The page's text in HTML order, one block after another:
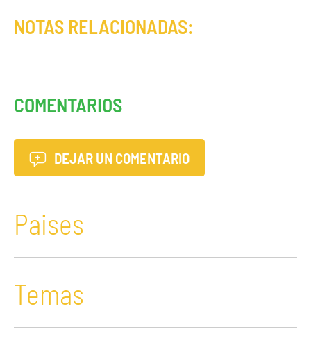
NOTAS RELACIONADAS:
COMENTARIOS
DEJAR UN COMENTARIO
Paises
Temas